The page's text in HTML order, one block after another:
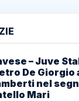
– Juve
De Giorgio
nel
Mari